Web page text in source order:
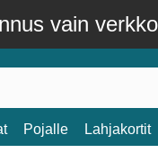
vain
Pojalle Lahjakortit